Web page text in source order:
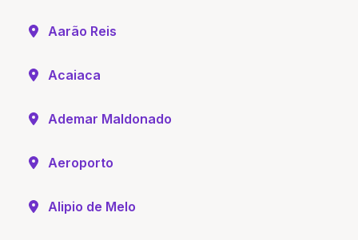
Aarão Reis
Acaiaca
Ademar Maldonado
Aeroporto
Alipio de Melo